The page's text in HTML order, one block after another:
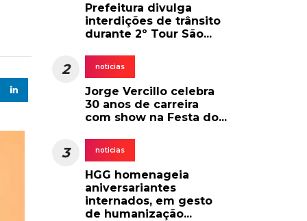
Prefeitura divulga
interdições de trânsito
durante 2º Tour São...
2 noticias
Jorge Vercillo celebra
30 anos de carreira
com show na Festa do...
3 noticias
HGG homenageia
aniversariantes
internados, em gesto
de humanização...